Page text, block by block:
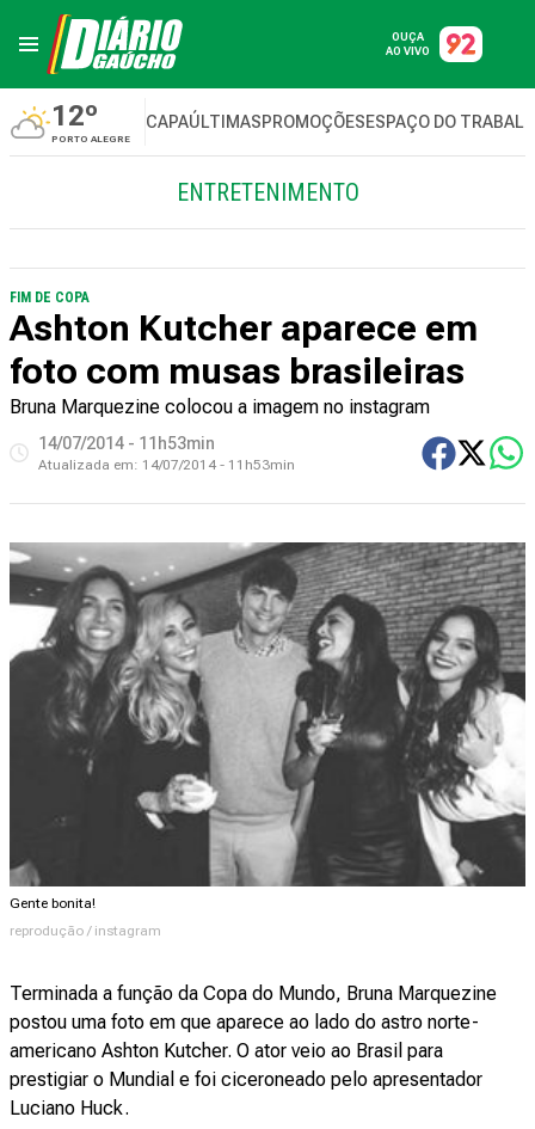
OUÇA
AO VIVO
12º
PORTO ALEGRE
CAPAÚLTIMASPROMOÇÕESESPAÇO DO
ENTRETENIMENTO
FIM DE COPA
Ashton Kutcher aparece em
foto com musas brasileiras
Bruna Marquezine colocou a imagem no instagram
14/07/2014 - 11h53min
Atualizada em: 14/07/2014 - 11h53min
Gente bonita!
reprodução / instagram
Terminada a função da Copa do Mundo, Bruna Marquezine
postou uma foto em que aparece ao lado do astro norte-
americano Ashton Kutcher. O ator veio ao Brasil para
prestigiar o Mundial e foi ciceroneado pelo apresentador
Luciano Huck.